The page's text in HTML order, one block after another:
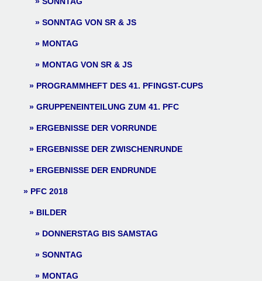
SONNTAG VON SR & JS
MONTAG
MONTAG VON SR & JS
PROGRAMMHEFT DES 41. PFINGST-CUPS
GRUPPENEINTEILUNG ZUM 41. PFC
ERGEBNISSE DER VORRUNDE
ERGEBNISSE DER ZWISCHENRUNDE
ERGEBNISSE DER ENDRUNDE
PFC 2018
BILDER
DONNERSTAG BIS SAMSTAG
SONNTAG
MONTAG